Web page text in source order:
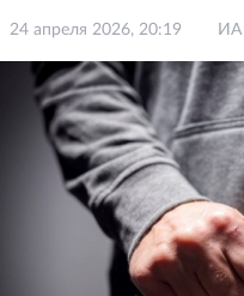
24 апреля 2026, 20:19 ИА